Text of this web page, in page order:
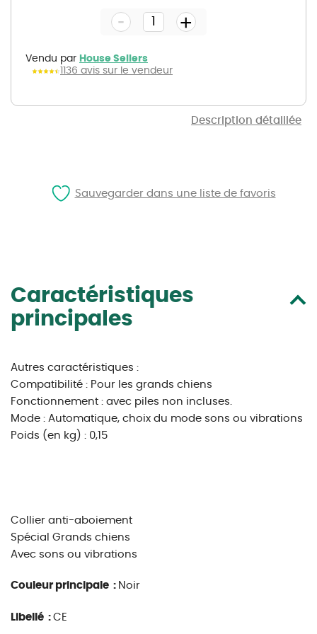
Description détaillée
gallery
Vendu par House Sellers
1136 avis sur le vendeur
- +
Caractéristiques
principales
Autres caractéristiques :
Compatibilité : Pour les grands chiens
Fonctionnement : avec piles non incluses.
Mode : Automatique, choix du mode sons ou vibrations
Poids (en kg) : 0,15
Collier anti-aboiement
Spécial Grands chiens
Avec sons ou vibrations
Couleur principale : Noir
Libellé : CE
Sauvegarder dans une liste de favoris